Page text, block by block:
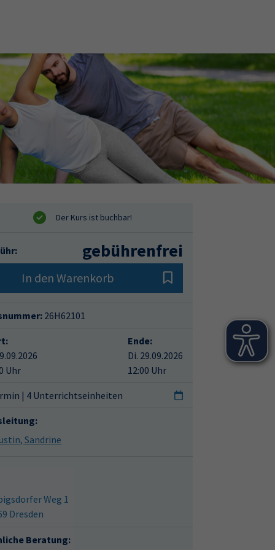
gebührenfrei
In den Warenkorb
26H62101
Uhr
Ende:
Di. 29.09.2026
12:00 Uhr
| 4 Unterrichtseinheiten
Augustin, Sandrine
Weg 1
Dresden
Beratung: